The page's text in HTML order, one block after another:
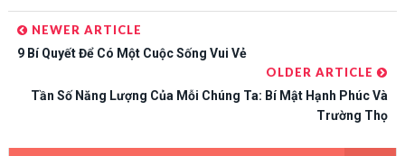
NEWER ARTICLE
9 Bí Quyết Để Có Một Cuộc Sống Vui Vẻ
OLDER ARTICLE
Tần Số Năng Lượng Của Mỗi Chúng Ta: Bí Mật Hạnh Phúc Và
Trường Thọ